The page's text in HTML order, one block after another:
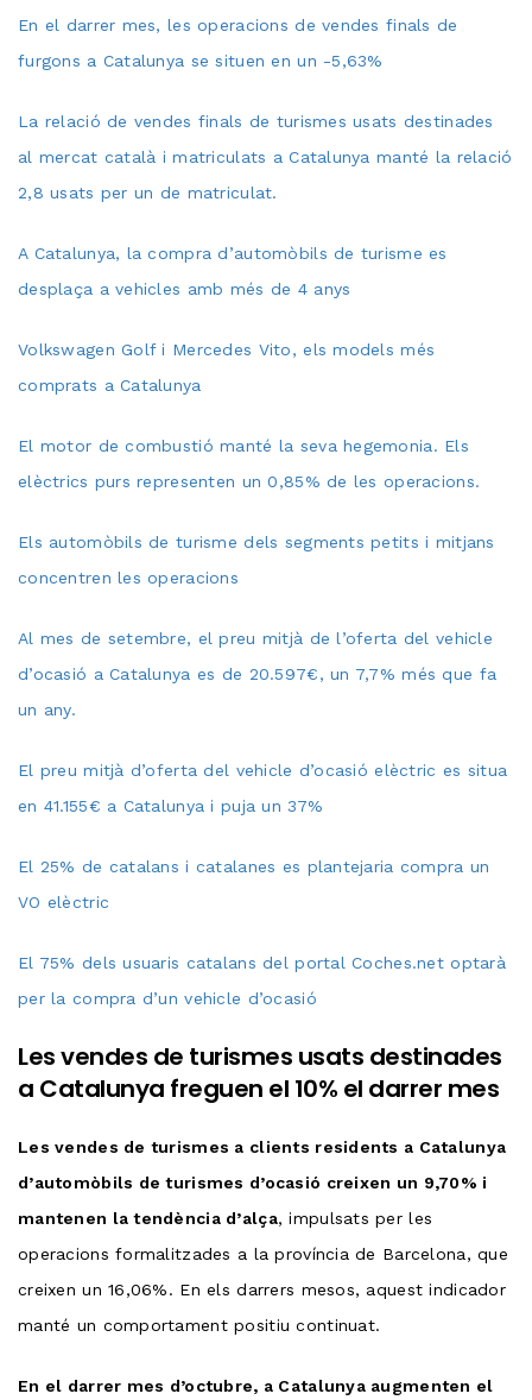
En el darrer mes, les operacions de vendes finals de
furgons a Catalunya se situen en un -5,63%
La relació de vendes finals de turismes usats destinades
al mercat català i matriculats a Catalunya manté la relació
2,8 usats per un de matriculat.
A Catalunya, la compra d’automòbils de turisme es
desplaça a vehicles amb més de 4 anys
Volkswagen Golf i Mercedes Vito, els models més
comprats a Catalunya
El motor de combustió manté la seva hegemonia. Els
elèctrics purs representen un 0,85% de les operacions.
Els automòbils de turisme dels segments petits i mitjans
concentren les operacions
Al mes de setembre, el preu mitjà de l’oferta del vehicle
d’ocasió a Catalunya es de 20.597€, un 7,7% més que fa
un any.
El preu mitjà d’oferta del vehicle d’ocasió elèctric es situa
en 41.155€ a Catalunya i puja un 37%
El 25% de catalans i catalanes es plantejaria compra un
VO elèctric
El 75% dels usuaris catalans del portal Coches.net optarà
per la compra d’un vehicle d’ocasió
Les vendes de turismes usats destinades
a Catalunya freguen el 10% el darrer mes
Les vendes de turismes a clients residents a Catalunya
d’automòbils de turismes d’ocasió creixen un 9,70% i
mantenen la tendència d’alça, impulsats per les
operacions formalitzades a la província de Barcelona, que
creixen un 16,06%. En els darrers mesos, aquest indicador
manté un comportament positiu continuat.
En el darrer mes d’octubre, a Catalunya augmenten el